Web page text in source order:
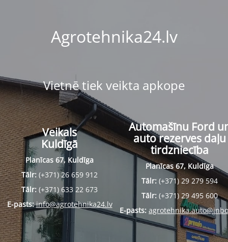
Agrotehnika24.lv
Vietnē tiek veikta apkope
Veikals
Kuldīgā
Planīcas 67, Kuldīga
Tālr: (+371) 26 659 912
Tālr: (+371) 633 22 673
E-pasts:info@agrotehnika24.lv
Automašīnu Ford
auto rezerves daļu
tirdzniecība
Planīcas 67, Kuldīga
Tālr: (+371) 29 279 594
Tālr: (+371) 29 495 600
E-pasts: